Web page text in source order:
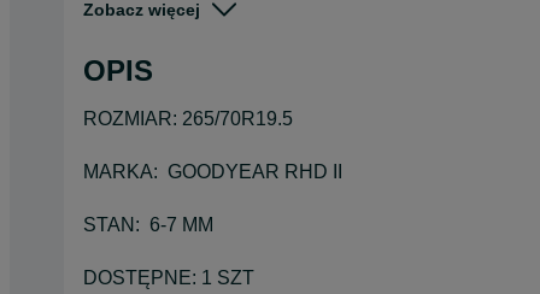
Szerokość
Zobacz więcej
OPIS
ROZMIAR: 265/70R19.5
MARKA: GOODYEAR RHD II
STAN: 6-7 MM
DOSTĘPNE: 1 SZT